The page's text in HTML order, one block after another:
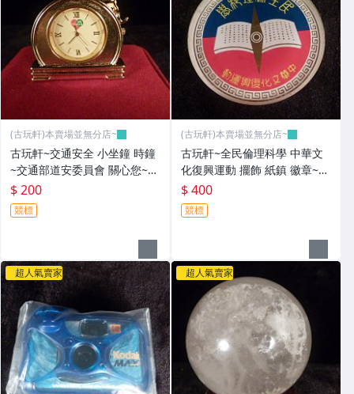
(古玩軒)本賣場並無分店~
古玩軒~交通安全 小坐鐘 時鐘
~交通部道安委員會 關心您~G
GG107
$ 200
競標
(古玩軒)本賣場並無分店~
古玩軒~全民倫理科學 中華文
化復興運動 擺飾 紙鎮 徽章~G
GG106
$ 400
競標
超人氣賣家 超人氣賣家